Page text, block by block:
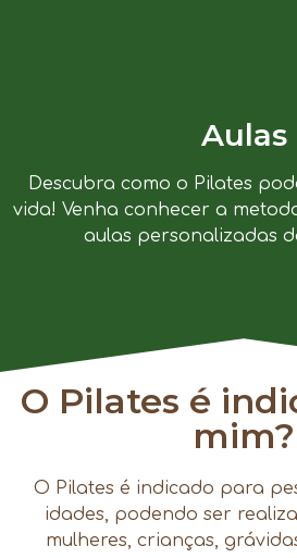
Aulas
Descubra como o Pilates
vida! Venha conhecer a
aulas personalizadas
O Pilates é
mim?
O Pilates é indicado para
idades, podendo ser
mulheres, crianças,